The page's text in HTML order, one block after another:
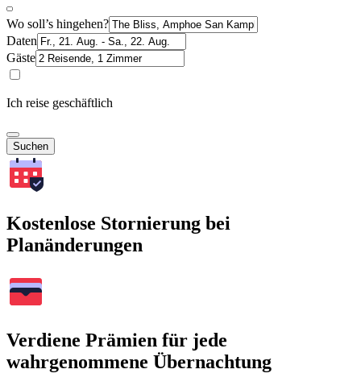
Wo soll’s hingehen?
Daten
Gäste
Ich reise geschäftlich
Suchen
Kostenlose Stornierung bei
Planänderungen
Verdiene Prämien für jede
wahrgenommene Übernachtung